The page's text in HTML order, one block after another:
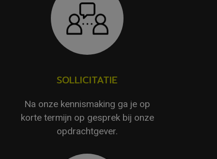
SOLLICITATIE
Na onze kennismaking ga je op
korte termijn op gesprek bij onze
opdrachtgever.